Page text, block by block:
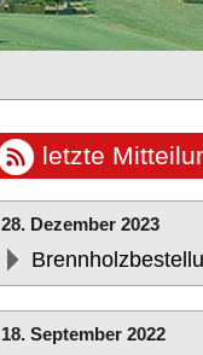
letzte
28. Dezember 2023
18. September 2022